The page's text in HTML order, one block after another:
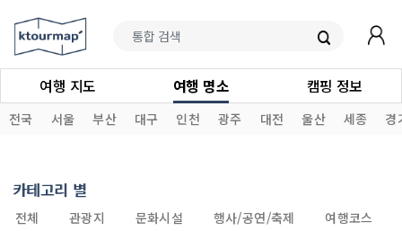
여행 지도 여행 명소 캠핑 정보
전국 서울 부산 대구 인천 광주 대전 울산 세종 경
카테고리 별
전체 관광지 문화시설 행사/공연/축제
여행코스